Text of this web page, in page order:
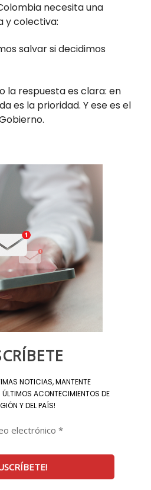
necesita una
y colectiva:
salvar si decidimos
la respuesta es clara: en
es la prioridad. Y ese es el
NOTICIAS, MANTENTE
ACONTECIMIENTOS DE
Y DEL PAÍS!